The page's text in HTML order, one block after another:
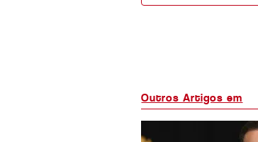
Outros Artigos em